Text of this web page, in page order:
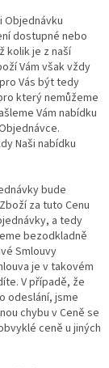
Objednávku
dostupné nebo
kolik je z naší
Vám však vždy
Vás být tedy
který nemůžeme
Vám nabídku
Naši nabídku
bude
za tuto Cenu
a tedy
bezodkladně
Smlouvy
je v takovém
V případě, že
odeslání, jsme
chybu v Ceně se
ceně u jiných